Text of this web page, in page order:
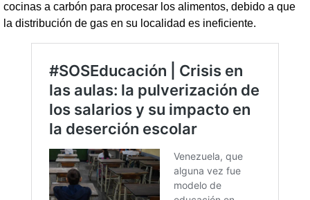
cocinas a carbón para procesar los alimentos, debido a que
la distribución de gas en su localidad es ineficiente.